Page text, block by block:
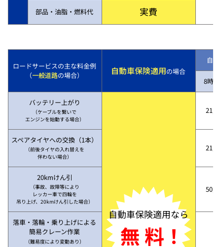
部品・油脂・燃料代 実費
ロードサービスの主な料金例
（一般道路の場合） 自動車保険適用の場合
自
8時
バッテリー上がり
（ケーブルを繋いで
エンジンを始動する場合）
自動車保険適用なら
無 料！
スペアタイヤへの交換（1本）
（前後タイヤの入れ替えを
伴わない場合）
20kmけん引
（事故、故障等により
レッカー車で四輪を
吊り上げ、20kmけん引した場合）
落車・落輪・乗り上げによる
簡易クレーン作業
（難易度により変動あり）